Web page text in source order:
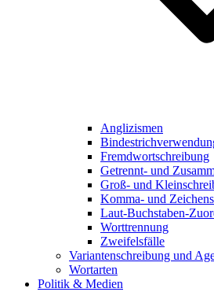
Anglizismen
Fremdwortschreibung
Getrennt- und
Groß- und
Komma- und
Laut-Buchstaben-
Worttrennung
Zweifelsfälle
Variantenschreibung und
Wortarten
Politik & Medien